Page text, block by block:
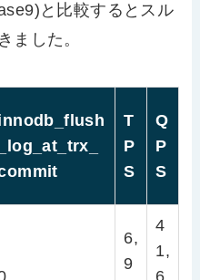
と比較するとスル
ました。
_log_at_trx_
T
P
S
Q
P
S
6,
9
4
1,
6